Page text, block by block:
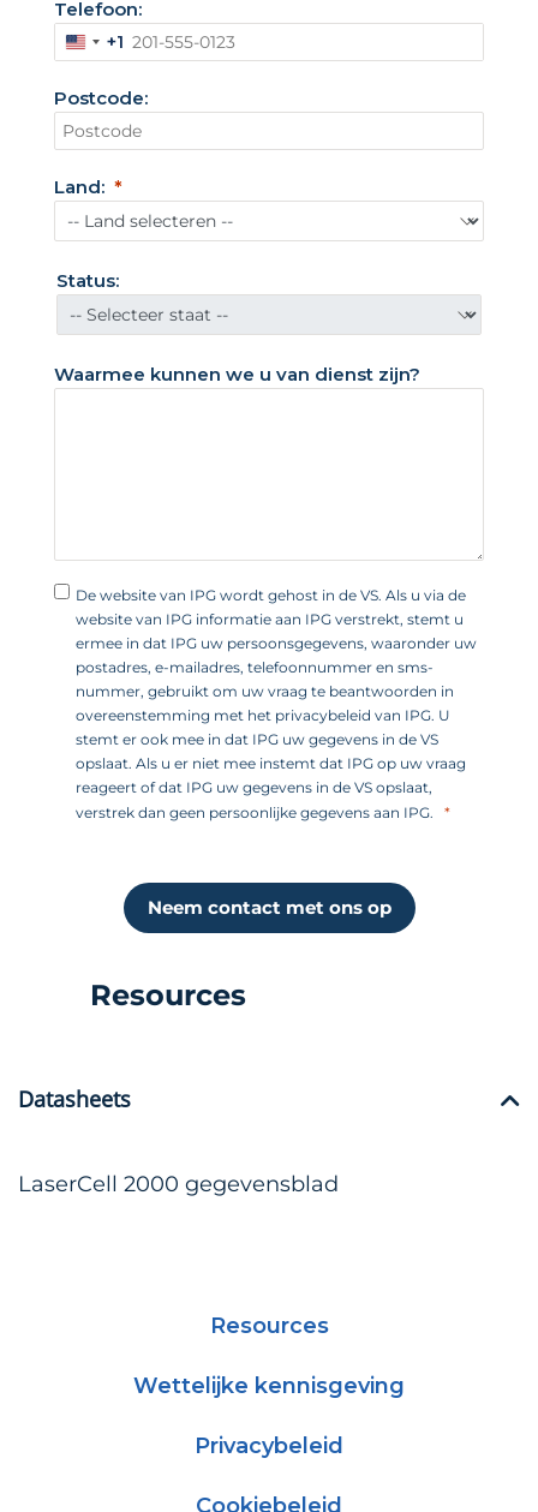
Telefoon:
V
r
e
i
g
e
S
a
+1
Postcode:
Land:
Status:
Waarmee kunnen we u van dienst zijn?
De website van IPG wordt gehost in de VS. Als u via de
website van IPG informatie aan IPG verstrekt, stemt u
ermee in dat IPG uw persoonsgegevens, waaronder uw
postadres, e-mailadres, telefoonnummer en sms-
nummer, gebruikt om uw vraag te beantwoorden in
overeenstemming met het privacybeleid van IPG. U
stemt er ook mee in dat IPG uw gegevens in de VS
opslaat. Als u er niet mee instemt dat IPG op uw vraag
reageert of dat IPG uw gegevens in de VS opslaat,
verstrek dan geen persoonlijke gegevens aan IPG.
Neem contact met ons op
Resources
Datasheets
LaserCell 2000 gegevensblad
Resources
Wettelijke kennisgeving
Privacybeleid
Cookiebeleid